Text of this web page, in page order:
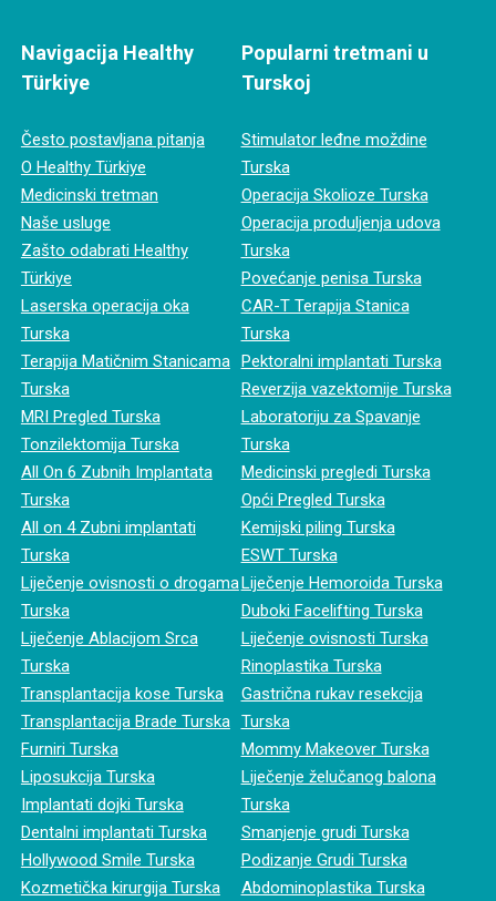
Navigacija Healthy
Türkiye
Često postavljana pitanja
O Healthy Türkiye
Medicinski tretman
Naše usluge
Zašto odabrati Healthy
Türkiye
Laserska operacija oka
Turska
Terapija Matičnim Stanicama
Turska
MRI Pregled Turska
Tonzilektomija Turska
All On 6 Zubnih Implantata
Turska
All on 4 Zubni implantati
Turska
Liječenje ovisnosti o drogama
Turska
Liječenje Ablacijom Srca
Turska
Transplantacija kose Turska
Transplantacija Brade Turska
Furniri Turska
Liposukcija Turska
Implantati dojki Turska
Dentalni implantati Turska
Hollywood Smile Turska
Kozmetička kirurgija Turska
Popularni tretmani u
Turskoj
Stimulator leđne moždine
Turska
Operacija Skolioze Turska
Operacija produljenja udova
Turska
Povećanje penisa Turska
CAR-T Terapija Stanica
Turska
Pektoralni implantati Turska
Reverzija vazektomije Turska
Laboratoriju za Spavanje
Turska
Medicinski pregledi Turska
Opći Pregled Turska
Kemijski piling Turska
ESWT Turska
Liječenje Hemoroida Turska
Duboki Facelifting Turska
Liječenje ovisnosti Turska
Rinoplastika Turska
Gastrična rukav resekcija
Turska
Mommy Makeover Turska
Liječenje želučanog balona
Turska
Smanjenje grudi Turska
Podizanje Grudi Turska
Abdominoplastika Turska